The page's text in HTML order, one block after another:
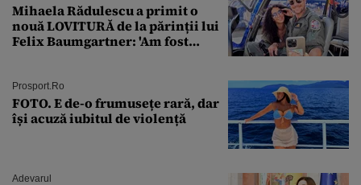
Mihaela Rădulescu a primit o
nouă LOVITURĂ de la părinții lui
Felix Baumgartner: 'Am fost
Prosport.ro
FOTO. E de-o frumusețe rară, dar
își acuză iubitul de violență
Adevarul